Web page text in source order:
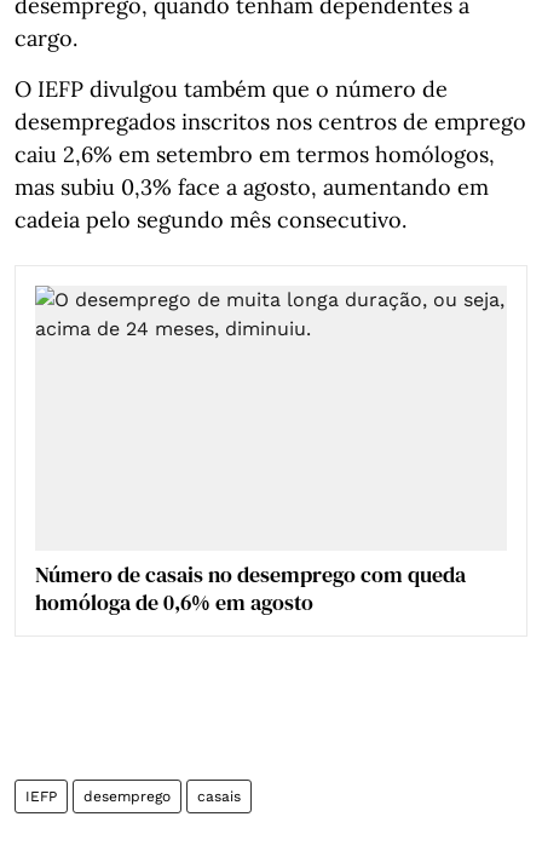
cargo.
O IEFP divulgou também que o número de
desempregados inscritos nos centros de emprego
caiu 2,6% em setembro em termos homólogos,
mas subiu 0,3% face a agosto, aumentando em
cadeia pelo segundo mês consecutivo.
Número de casais no desemprego com queda
homóloga de 0,6% em agosto
IEFP desemprego casais